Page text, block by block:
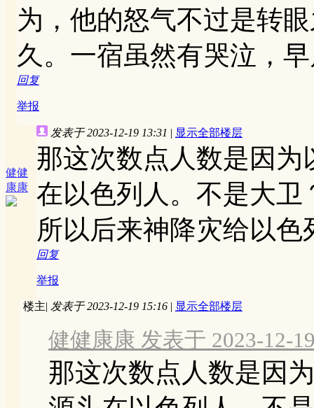
为，他的怒气不过是转
久。一宿虽然有哭泣，
回复
举报
健健
康康
发表于 2023-12-19 13:31 | 显示全部楼层
那这次数点人数是因
在以色列人。不是大卫
所以后来神降灾给以
回复
举报
楼主| 发表于 2023-12-19 15:16 | 显示全部楼层
健健康康 发表于 2023-12-
那这次数点人数是因